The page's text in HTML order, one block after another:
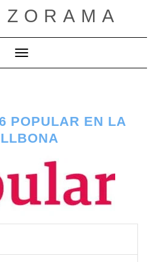
Cambiar modo de navegación
POPULAR EN LA